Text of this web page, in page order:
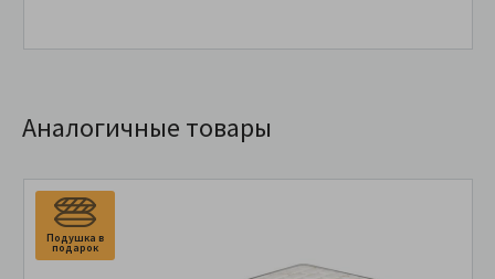
Аналогичные товары
Подушка в
подарок